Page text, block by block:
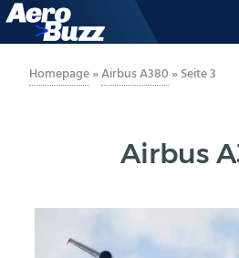
GENERAL AVIATION
MILITÄR
Homepage»Airbus A380 »Seite 3
Airbus